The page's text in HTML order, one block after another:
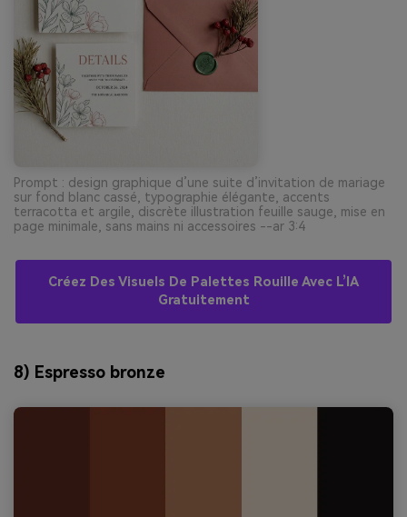
Prompt : design graphique d’une suite d’invitation de mariage
sur fond blanc cassé, typographie élégante, accents
terracotta et argile, discrète illustration feuille sauge, mise en
page minimale, sans mains ni accessoires --ar 3:4
Créez Des Visuels De Palettes Rouille Avec L’IA
Gratuitement
8) Espresso bronze